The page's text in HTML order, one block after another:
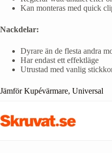
Kan monteras med quick
Nackdelar:
Dyrare än de flesta andra
Har endast ett effektläge
Utrustad med vanlig
Jämför Kupévärmare, Universal